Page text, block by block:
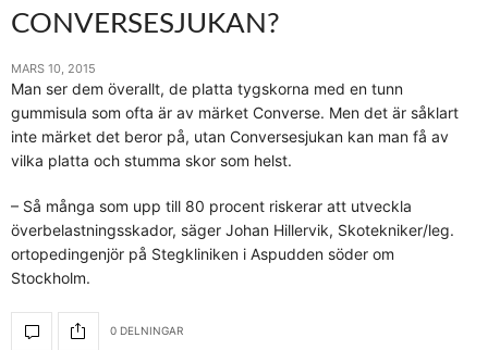
CONVERSESJUKAN?
MARS 10, 2015
Man ser dem överallt, de platta tygskorna med en tunn
gummisula som ofta är av märket Converse. Men det är såklart
inte märket det beror på, utan Conversesjukan kan man få av
vilka platta och stumma skor som helst.
– Så många som upp till 80 procent riskerar att utveckla
överbelastningsskador, säger Johan Hillervik, Skotekniker/leg.
ortopedingenjör på Stegkliniken i Aspudden söder om
Stockholm.
0 DELNINGAR